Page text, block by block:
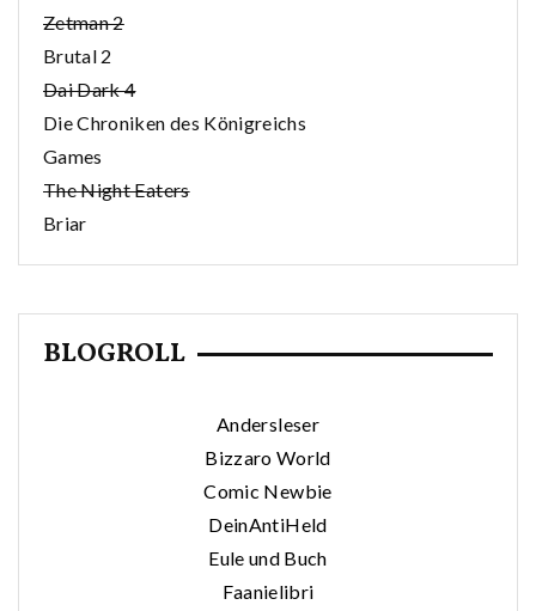
Zetman 2
Brutal 2
Dai Dark 4
Die Chroniken des Königreichs
Games
The Night Eaters
Briar
BLOGROLL
Andersleser
Bizzaro World
Comic Newbie
DeinAntiHeld
Eule und Buch
Faanielibri